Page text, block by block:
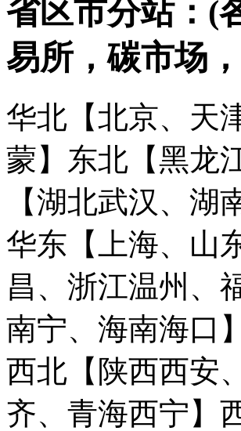
省区市分站：(
易所，碳市场
华北【北京、天
蒙】 东北【黑龙
【湖北武汉、湖
华东【上海、山
昌、浙江温州、
南宁、海南海口】
西北【陕西西安
齐、青海西宁】